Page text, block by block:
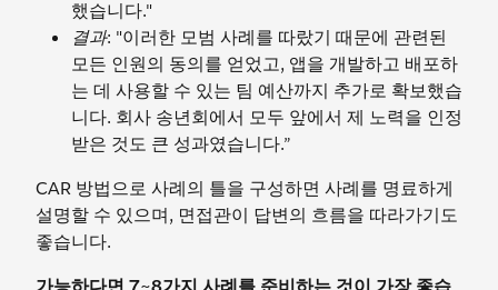
했습니다."
결과: "이러한 모범 사례를 따랐기 때문에 관련된
모든 인원의 동의를 얻었고, 앱을 개발하고 배포하
는 데 사용할 수 있는 팀 예산까지 추가로 확보했습
니다. 회사 송년회에서 모두 앞에서 제 노력을 인정
받은 것도 큰 성과였습니다.”
CAR 방법으로 사례의 틀을 구성하면 사례를 명료하게
설명할 수 있으며, 면접관이 답변의 흐름을 따라가기도
좋습니다.